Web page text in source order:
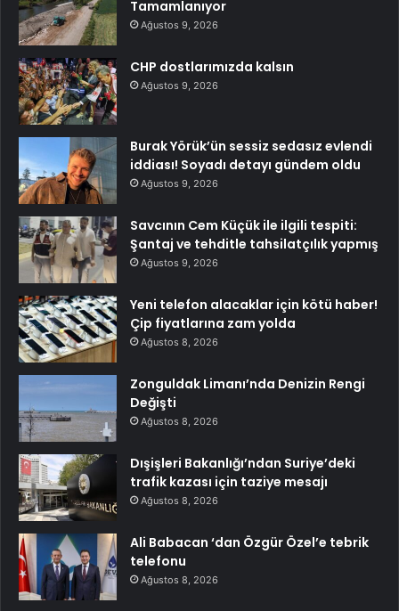
Tamamlanıyor
Ağustos 9, 2026
CHP dostlarımızda kalsın
Ağustos 9, 2026
Burak Yörük’ün sessiz sedasız evlendi
iddiası! Soyadı detayı gündem oldu
Ağustos 9, 2026
Savcının Cem Küçük ile ilgili tespiti:
Şantaj ve tehditle tahsilatçılık yapmış
Ağustos 9, 2026
Yeni telefon alacaklar için kötü haber!
Çip fiyatlarına zam yolda
Ağustos 8, 2026
Zonguldak Limanı’nda Denizin Rengi
Değişti
Ağustos 8, 2026
Dışişleri Bakanlığı’ndan Suriye’deki
trafik kazası için taziye mesajı
Ağustos 8, 2026
Ali Babacan ‘dan Özgür Özel’e tebrik
telefonu
Ağustos 8, 2026